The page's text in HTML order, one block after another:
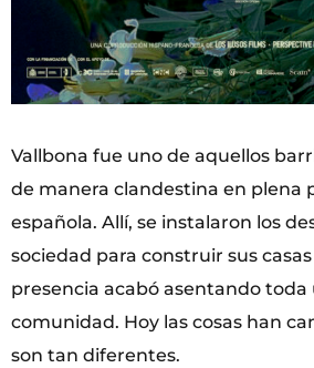
Vallbona fue uno de aquellos
de manera clandestina en plena
española. Allí, se instalaron los
sociedad para construir sus
presencia acabó asentando
comunidad. Hoy las cosas han
son tan diferentes.